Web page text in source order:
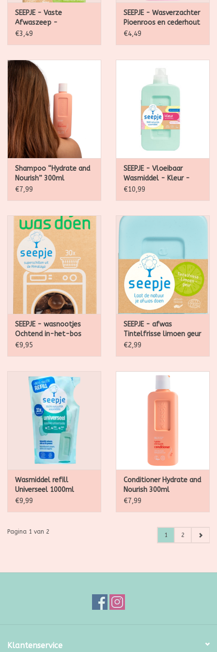
SEEPJE - Vaste
Afwaszeep -
Limoengeur 120g
€3,49
SEEPJE - Wasverzachter
Pioenroos en cederhout
750ml
€4,49
Shampoo “Hydrate and
Nourish” 300ml
€7,99
SEEPJE - Vloeibaar
Wasmiddel - Kleur -
Magische Magnolia 1l
€10,99
SEEPJE - wasnootjes
Ochtend in-het-bos
geur
€9,95
SEEPJE - afwas
Tintelfrisse limoen geur
500ml
€2,99
Wasmiddel refill
Universeel 1000ml
€9,99
Conditioner Hydrate and
Nourish 300ml
€7,99
Pagina 1 van 2 1 2
Klantenservice